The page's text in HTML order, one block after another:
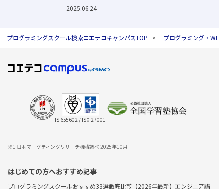
2025.06.24
プログラミングスクール検索コエテコキャンパスTOP プログラミング・
IS 655602 / ISO 27001
※1 日本マーケティングリサーチ機構調べ 2025年10月
はじめての方へおすすめ記事
プログラミングスクールおすすめ33選徹底比較【2026年最新】エンジニア講